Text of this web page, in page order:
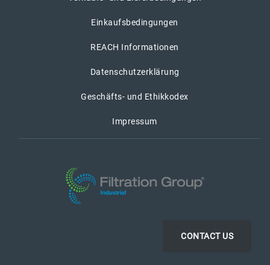
Einkaufsbedingungen
REACH Informationen
Datenschutzerklärung
Geschäfts- und Ethikkodex
Impressum
CONTACT US